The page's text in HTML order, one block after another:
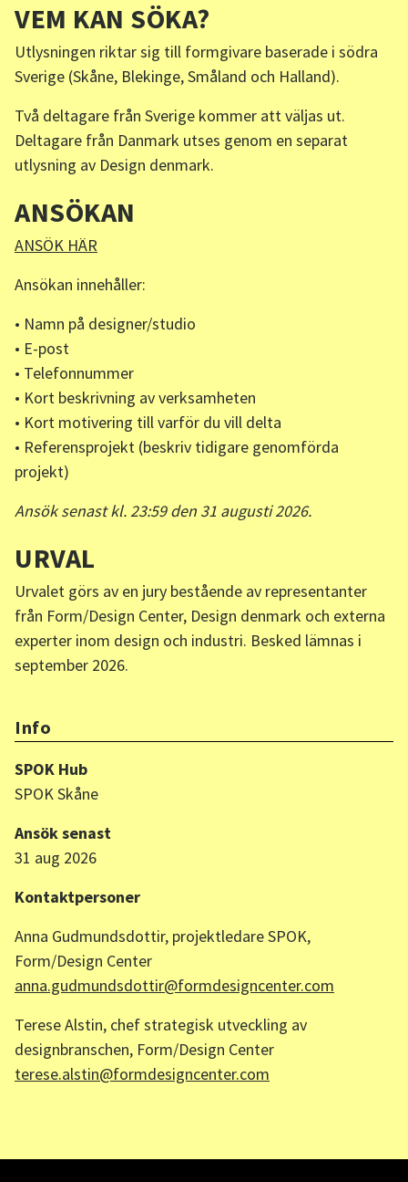
VEM KAN SÖKA?
Utlysningen riktar sig till formgivare baserade i södra
Sverige (Skåne, Blekinge, Småland och Halland).
Två deltagare från Sverige kommer att väljas ut.
Deltagare från Danmark utses genom en separat
utlysning av Design denmark.
ANSÖKAN
ANSÖK HÄR
Ansökan innehåller:
• Namn på designer/studio
• E-post
• Telefonnummer
• Kort beskrivning av verksamheten
• Kort motivering till varför du vill delta
• Referensprojekt (beskriv tidigare genomförda
projekt)
Ansök senast kl. 23:59 den 31 augusti 2026.
URVAL
Urvalet görs av en jury bestående av representanter
från Form/Design Center, Design denmark och externa
experter inom design och industri. Besked lämnas i
september 2026.
Info
SPOK Hub
SPOK Skåne
Ansök senast
31 aug 2026
Kontaktpersoner
Anna Gudmundsdottir, projektledare SPOK,
Form/Design Center
anna.gudmundsdottir@formdesigncenter.com
Terese Alstin, chef strategisk utveckling av
designbranschen, Form/Design Center
terese.alstin@formdesigncenter.com